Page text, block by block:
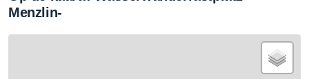
Menzlin-